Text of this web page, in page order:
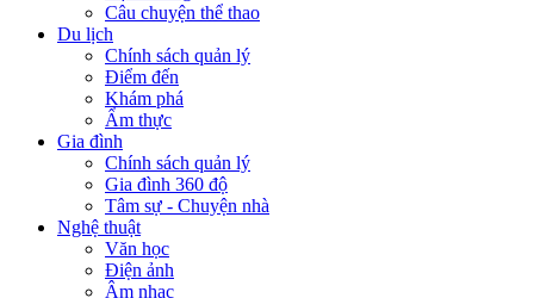
Câu chuyện thể thao
Du lịch
Chính sách quản lý
Điểm đến
Khám phá
Ẩm thực
Gia đình
Chính sách quản lý
Gia đình 360 độ
Tâm sự - Chuyện nhà
Nghệ thuật
Văn học
Điện ảnh
Âm nhạc